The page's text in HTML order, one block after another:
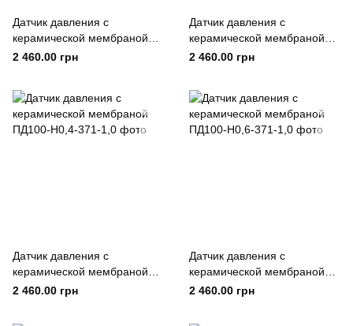
Датчик давления с
керамической мембраной
ПД100-Н1,0-311-1,0
2 460.00 грн
Датчик давления с
керамической мембраной
ПД100-Н1,6-311-1,0
2 460.00 грн
Датчик давления с
керамической мембраной
ПД100-Н0,4-371-1,0
2 460.00 грн
Датчик давления с
керамической мембраной
ПД100-Н0,6-371-1,0
2 460.00 грн